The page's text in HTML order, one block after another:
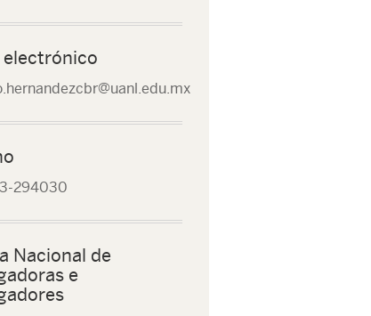
electrónico
294030
Nacional de
e